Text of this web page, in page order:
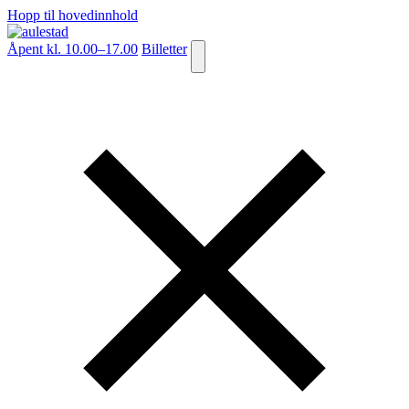
Hopp til hovedinnhold
Åpent kl. 10.00–17.00 Billetter